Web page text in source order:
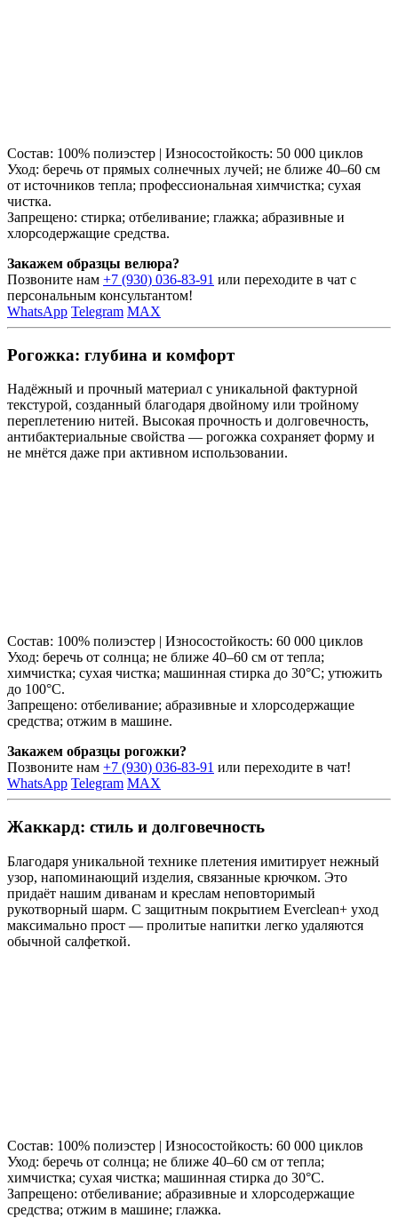
Состав: 100% полиэстер | Износостойкость: 50 000 циклов
Уход: беречь от прямых солнечных лучей; не ближе 40–60 см
от источников тепла; профессиональная химчистка; сухая
чистка.
Запрещено: стирка; отбеливание; глажка; абразивные и
хлорсодержащие средства.
Закажем образцы велюра?
Позвоните нам +7 (930) 036-83-91 или переходите в чат с
персональным консультантом!
WhatsApp Telegram MAX
Рогожка: глубина и комфорт
Надёжный и прочный материал с уникальной фактурной
текстурой, созданный благодаря двойному или тройному
переплетению нитей. Высокая прочность и долговечность,
антибактериальные свойства — рогожка сохраняет форму и
не мнётся даже при активном использовании.
Состав: 100% полиэстер | Износостойкость: 60 000 циклов
Уход: беречь от солнца; не ближе 40–60 см от тепла;
химчистка; сухая чистка; машинная стирка до 30°C; утюжить
до 100°C.
Запрещено: отбеливание; абразивные и хлорсодержащие
средства; отжим в машине.
Закажем образцы рогожки?
Позвоните нам +7 (930) 036-83-91 или переходите в чат!
WhatsApp Telegram MAX
Жаккард: стиль и долговечность
Благодаря уникальной технике плетения имитирует нежный
узор, напоминающий изделия, связанные крючком. Это
придаёт нашим диванам и креслам неповторимый
рукотворный шарм. С защитным покрытием Everclean+ уход
максимально прост — пролитые напитки легко удаляются
обычной салфеткой.
Состав: 100% полиэстер | Износостойкость: 60 000 циклов
Уход: беречь от солнца; не ближе 40–60 см от тепла;
химчистка; сухая чистка; машинная стирка до 30°C.
Запрещено: отбеливание; абразивные и хлорсодержащие
средства; отжим в машине; глажка.